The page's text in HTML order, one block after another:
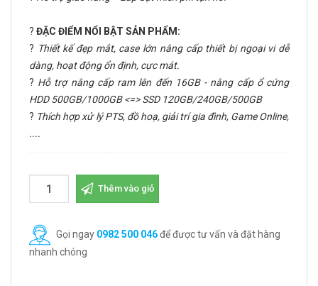
? ĐẶC ĐIỂM NỔI BẬT SẢN PHẨM:
? Thiết kế đẹp mắt, case lớn nâng cấp thiết bị ngoại vi dễ
dàng, hoạt động ổn định, cực mát.
? Hỗ trợ nâng cấp ram lên đến 16GB - nâng cấp ổ cứng
HDD 500GB/1000GB <=> SSD 120GB/240GB/500GB
? Thích hợp xử lý PTS, đồ hoạ, giải trí gia đình, Game Online,
....
Thêm vào giỏ
Gọi ngay 0982 500 046để được tư vấn và đặt hàng
nhanh chóng